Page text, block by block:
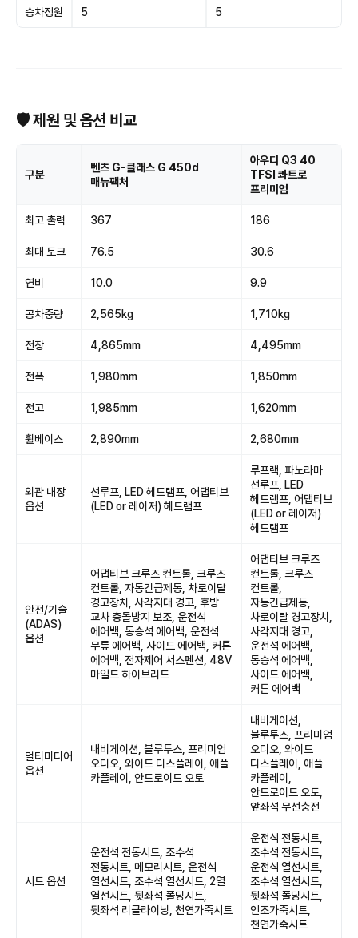
승차정원 5 5
🛡 제원 및 옵션 비교
구분
벤츠 G-클래스 G 450d
매뉴팩처
아우디 Q3 40
TFSI 콰트로
프리미엄
최고 출력 367 186
최대 토크 76.5 30.6
연비 10.0 9.9
공차중량 2,565kg 1,710kg
전장 4,865mm 4,495mm
전폭 1,980mm 1,850mm
전고 1,985mm 1,620mm
휠베이스 2,890mm 2,680mm
외관 내장
옵션
선루프, LED 헤드램프, 어댑티브
(LED or 레이저) 헤드램프
루프랙, 파노라마
선루프, LED
헤드램프, 어댑티브
(LED or 레이저)
헤드램프
안전/기술
(ADAS)
옵션
어댑티브 크루즈 컨트롤, 크루즈
컨트롤, 자동긴급제동, 차로이탈
경고장치, 사각지대 경고, 후방
교차 충돌방지 보조, 운전석
에어백, 동승석 에어백, 운전석
무릎 에어백, 사이드 에어백, 커튼
에어백, 전자제어 서스펜션, 48V
마일드 하이브리드
어댑티브 크루즈
컨트롤, 크루즈
컨트롤,
자동긴급제동,
차로이탈 경고장치,
사각지대 경고,
운전석 에어백,
동승석 에어백,
사이드 에어백,
커튼 에어백
멀티미디어
옵션
내비게이션, 블루투스, 프리미엄
오디오, 와이드 디스플레이, 애플
카플레이, 안드로이드 오토
내비게이션,
블루투스, 프리미엄
오디오, 와이드
디스플레이, 애플
카플레이,
안드로이드 오토,
앞좌석 무선충전
시트 옵션
운전석 전동시트, 조수석
전동시트, 메모리시트, 운전석
열선시트, 조수석 열선시트, 2열
열선시트, 뒷좌석 폴딩시트,
뒷좌석 리클라이닝, 천연가죽시트
운전석 전동시트,
조수석 전동시트,
운전석 열선시트,
조수석 열선시트,
뒷좌석 폴딩시트,
인조가죽시트,
천연가죽시트